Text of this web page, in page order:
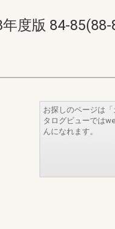
度版 84-85(88-
お探しのページは
タログビューでは
んになれます。